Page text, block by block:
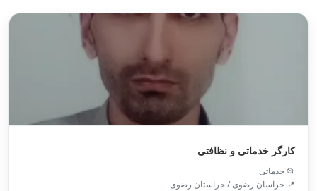
کارگر خدماتی و نظافتی
📂 خدماتی
📍 خراسان رضوی / خراستان رضوی